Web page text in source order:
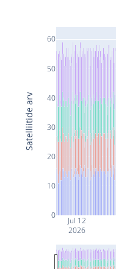
Jul 12
2026
0
10
20
30
40
50
60
Satelliitide arv